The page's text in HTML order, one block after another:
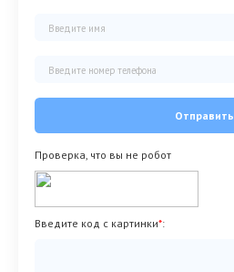
Отправить
Проверка, что вы не робот
Введите код с картинки*: